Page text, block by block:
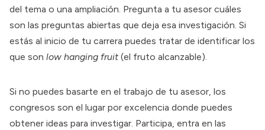
del tema o una ampliación. Pregunta a tu asesor cuáles
son las preguntas abiertas que deja esa investigación. Si
estás al inicio de tu carrera puedes tratar de identificar los
que son low hanging fruit (el fruto alcanzable).
Si no puedes basarte en el trabajo de tu asesor, los
congresos son el lugar por excelencia donde puedes
obtener ideas para investigar. Participa, entra en las